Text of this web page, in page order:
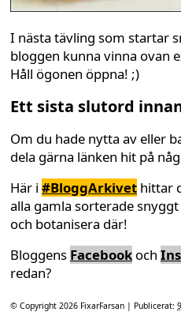
I nästa tävling som startar
bloggen kunna vinna ovan
Håll ögonen öppna! ;)
Ett sista slutord
Om du hade nytta av eller
dela gärna länken hit på
Här i #BloggArkivet hittar
alla gamla sorterade
och botanisera där!
Bloggens Facebookoch
redan?
© Copyright 2026 FixarFarsan | Publicerat: